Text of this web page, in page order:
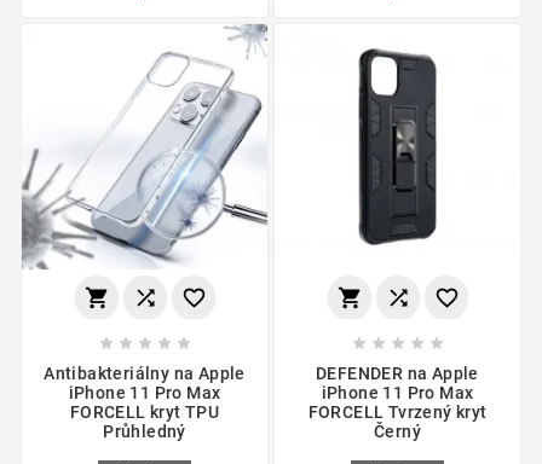
  
    
Antibakteriálny na Apple
iPhone 11 Pro Max
FORCELL kryt TPU
Průhledný
  
    
DEFENDER na Apple
iPhone 11 Pro Max
FORCELL Tvrzený kryt
Černý